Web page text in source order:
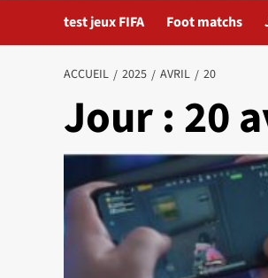
test jeux FIFA Foot matchs
ACCUEIL 2025 AVRIL 20
Jour :20